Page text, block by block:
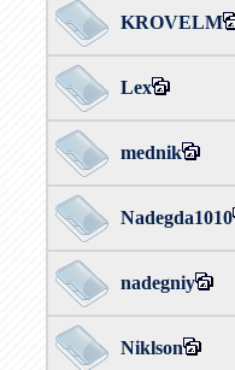
KROVELM
Lex
mednik
Nadegda1010
nadegniy
Niklson